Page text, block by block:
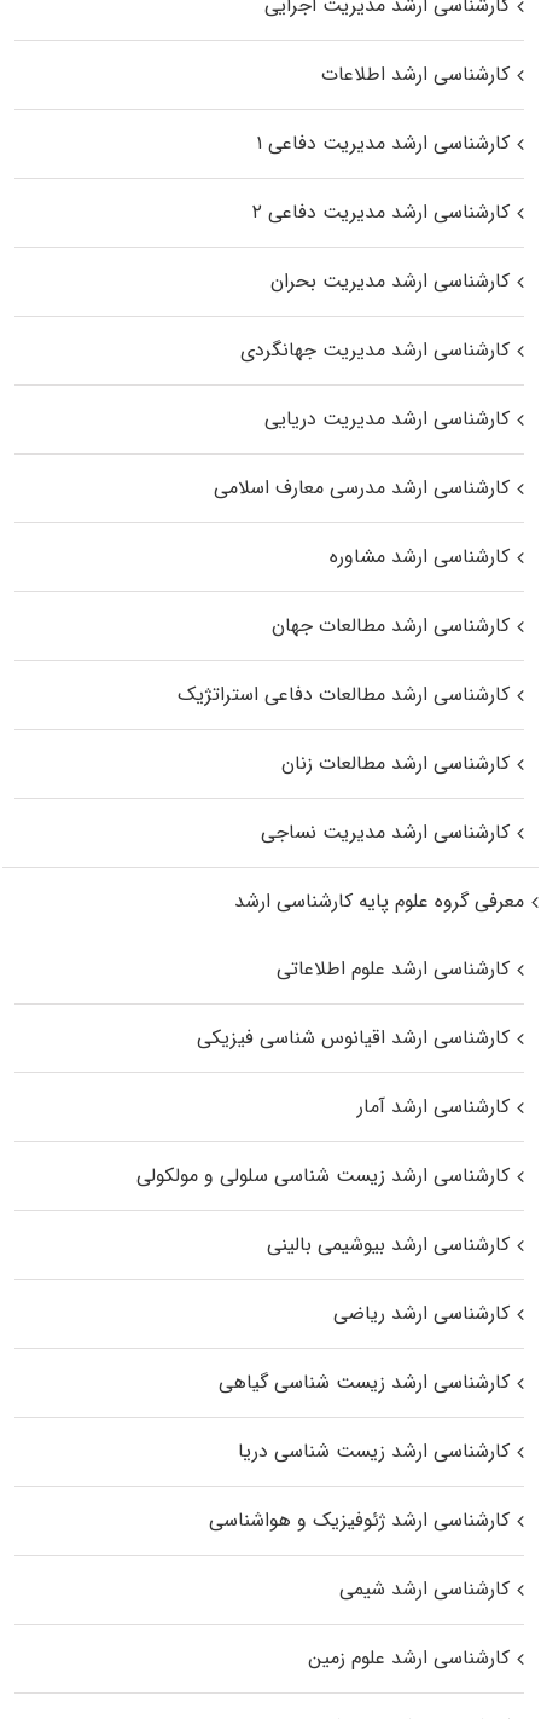
کارشناسی ارشد اطلاعات
کارشناسی ارشد مدیریت دفاعی ۱
کارشناسی ارشد مدیریت دفاعی ۲
کارشناسی ارشد مدیریت بحران
کارشناسی ارشد مدیریت جهانگردی
کارشناسی ارشد مدیریت دریایی
کارشناسی ارشد مدرسی معارف اسلامی
کارشناسی ارشد مشاوره
کارشناسی ارشد مطالعات جهان
کارشناسی ارشد مطالعات دفاعی استراتژیک
کارشناسی ارشد مطالعات زنان
کارشناسی ارشد مدیریت نساجی
معرفی گروه علوم پایه کارشناسی ارشد
کارشناسی ارشد علوم اطلاعاتی
کارشناسی ارشد اقیانوس‌ شناسی فیزیکی
کارشناسی ارشد آمار
کارشناسی ارشد زیست شناسی سلولی و مولکولی
کارشناسی ارشد بیوشیمی بالینی
کارشناسی ارشد ریاضی
کارشناسی ارشد زیست‌ شناسی گیاهی
کارشناسی ارشد زیست‌ شناسی دریا
کارشناسی ارشد ژئوفیزیک و هواشناسی
کارشناسی ارشد شیمی
کارشناسی ارشد علوم زمین